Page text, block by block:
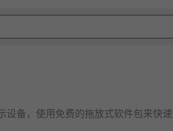
备，使用免费的拖放式软件包来快